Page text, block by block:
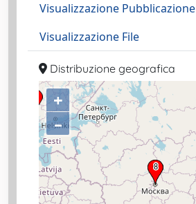
Visualizzazione Pubblicazione
Visualizzazione File
Distribuzione geografica
+
–